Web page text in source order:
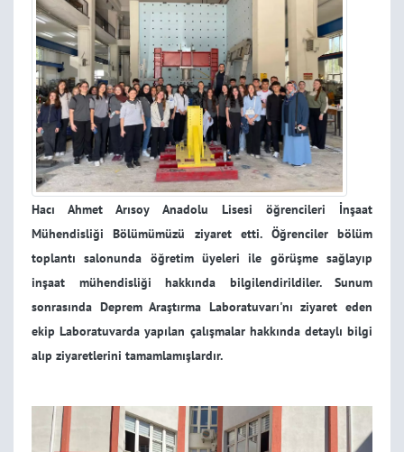
Hacı Ahmet Arısoy Anadolu Lisesi öğrencileri İnşaat
Mühendisliği Bölümümüzü ziyaret etti. Öğrenciler bölüm
toplantı salonunda öğretim üyeleri ile görüşme sağlayıp
inşaat mühendisliği hakkında bilgilendirildiler. Sunum
sonrasında Deprem Araştırma Laboratuvarı'nı ziyaret eden
ekip Laboratuvarda yapılan çalışmalar hakkında detaylı bilgi
alıp ziyaretlerini tamamlamışlardır.